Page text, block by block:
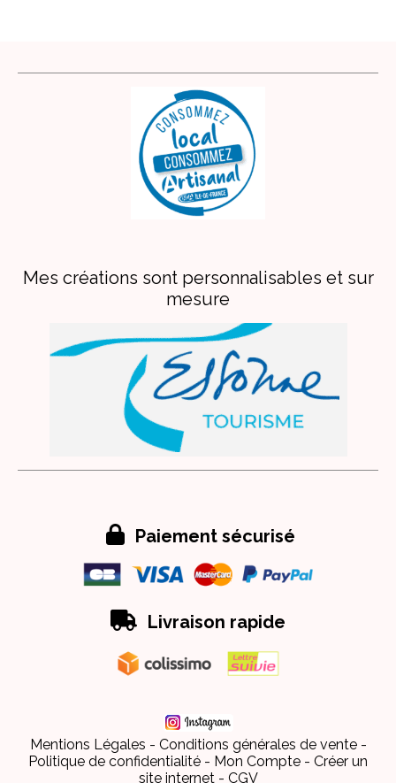
Mes créations sont personnalisables et sur
mesure
 Paiement sécurisé
 Livraison rapide
Mentions Légales
Conditions générales de vente
Politique de confidentialité
Mon Compte
Créer un
site internet
CGV